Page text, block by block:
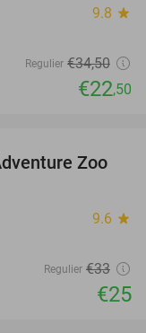
9.8 star
Regulier €34,50
€22,50
24%
Zoo
9.6 star
Regulier €33
€25